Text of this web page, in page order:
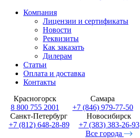
Компания
Лицензии и сертификаты
Новости
Реквизиты
Как заказать
Дилерам
Статьи
Оплата и доставка
Контакты
Красногорск
8 800 755 2001
Самара
+7 (846) 979-77-50
Санкт-Петербург
+7 (812) 648-28-89
Новосибирск
+7 (383) 383-26-93
Все города